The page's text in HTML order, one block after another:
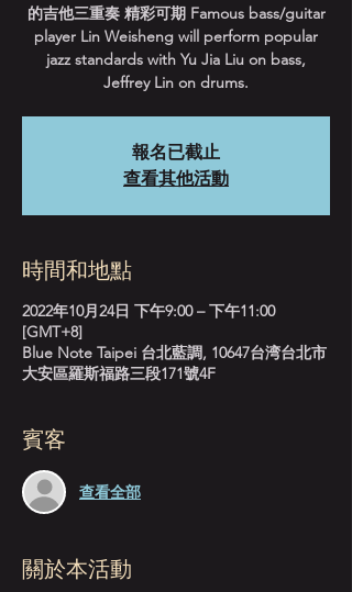
的吉他三重奏 精彩可期 Famous bass/guitar
player Lin Weisheng will perform popular
jazz standards with Yu Jia Liu on bass,
Jeffrey Lin on drums.
報名已截止
查看其他活動
時間和地點
2022年10月24日 下午9:00 – 下午11:00
[GMT+8]
Blue Note Taipei 台北藍調, 10647台湾台北市
大安區羅斯福路三段171號4F
賓客
查看全部
關於本活動